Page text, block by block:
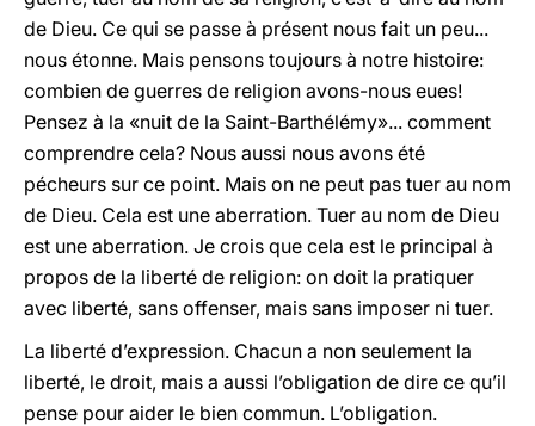
de Dieu. Ce qui se passe à présent nous fait un peu...
nous étonne. Mais pensons toujours à notre histoire:
combien de guerres de religion avons-nous eues!
Pensez à la «nuit de la Saint-Barthélémy»... comment
comprendre cela? Nous aussi nous avons été
pécheurs sur ce point. Mais on ne peut pas tuer au nom
de Dieu. Cela est une aberration. Tuer au nom de Dieu
est une aberration. Je crois que cela est le principal à
propos de la liberté de religion: on doit la pratiquer
avec liberté, sans offenser, mais sans imposer ni tuer.
La liberté d’expression. Chacun a non seulement la
liberté, le droit, mais a aussi l’obligation de dire ce qu’il
pense pour aider le bien commun. L’obligation.